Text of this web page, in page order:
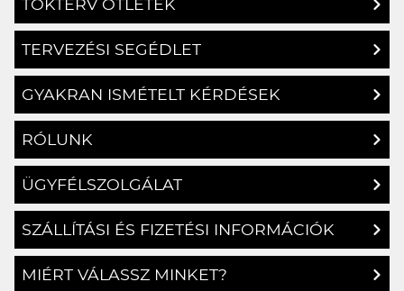
TOKTERV ÖTLETEK
TERVEZÉSI SEGÉDLET
GYAKRAN ISMÉTELT KÉRDÉSEK
RÓLUNK
ÜGYFÉLSZOLGÁLAT
SZÁLLÍTÁSI ÉS FIZETÉSI INFORMÁCIÓK
MIÉRT VÁLASSZ MINKET?